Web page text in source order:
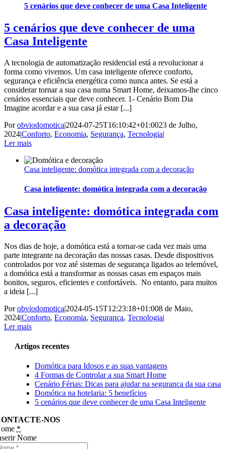
5 cenários que deve conhecer de uma Casa Inteligente
5 cenários que deve conhecer de uma
Casa Inteligente
A tecnologia de automatização residencial está a revolucionar a
forma como vivemos. Um casa inteligente oferece conforto,
segurança e eficiência energética como nunca antes. Se está a
considerar tornar a sua casa numa Smart Home, deixamos-lhe cinco
cenários essenciais que deve conhecer. 1- Cenário Bom Dia
Imagine acordar e a sua casa já estar [...]
Porobviodomotica|2024-07-25T16:10:42+01:0023 de Julho,
2024|Conforto, Economia, Segurança, Tecnologia|
Ler mais
Casa inteligente: domótica integrada com a decoração
Casa inteligente: domótica integrada com a decoração
Casa inteligente: domótica integrada com
a decoração
Nos dias de hoje, a domótica está a tornar-se cada vez mais uma
parte integrante na decoração das nossas casas. Desde dispositivos
controlados por voz até sistemas de segurança ligados ao telemóvel,
a domótica está a transformar as nossas casas em espaços mais
bonitos, seguros, eficientes e confortáveis. No entanto, para muitos
a ideia [...]
Porobviodomotica|2024-05-15T12:23:18+01:008 de Maio,
2024|Conforto, Economia, Segurança, Tecnologia|
Ler mais
Artigos recentes
Domótica para Idosos e as suas vantagens
4 Formas de Controlar a sua Smart Home
Cenário Férias: Dicas para ajudar na segurança da sua casa
Domótica na hotelaria: 5 benefícios
5 cenários que deve conhecer de uma Casa Inteligente
NOS
*
Nome